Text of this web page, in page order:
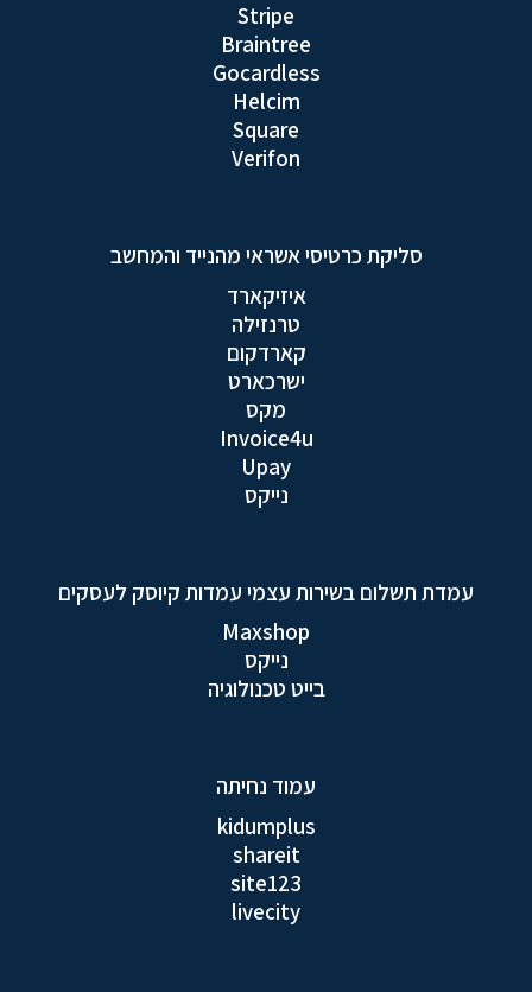
Stripe
Braintree
Gocardless
Helcim
Square
Verifon
סליקת כרטיסי אשראי מהנייד והמחשב
איזיקארד
טרנזילה
קארדקום
ישרכארט
מקס
Invoice4u
Upay
נייקס
עמדת תשלום בשירות עצמי עמדות קיוסק לעסקים
Maxshop
נייקס
בייט טכנולוגיה
עמוד נחיתה
kidumplus
shareit
site123
livecity